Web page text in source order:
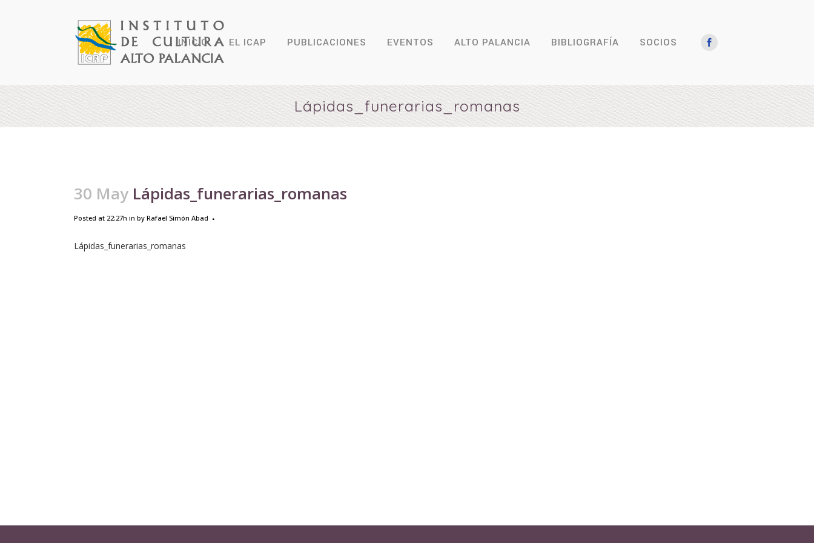
INICIO EL ICAP PUBLICACIONES EVENTOS ALTO PALANCIA BIBLIOGRAFÍA SOCIOS
Lápidas_funerarias_romanas
30 May Lápidas_funerarias_romanas
Posted at 22:27h in by Rafael Simón Abad
Lápidas_funerarias_romanas